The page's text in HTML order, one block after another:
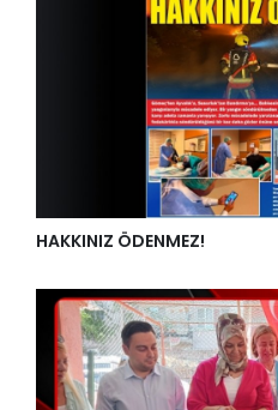
HAKKINIZ ÖDENMEZ!